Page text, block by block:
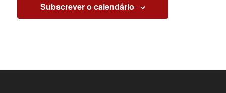
Subscrever o calendário